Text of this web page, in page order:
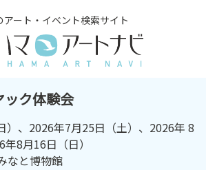
アート・イベント検索サイト
ック体験会
）、2026年7月25日（土）、2026年 8
8月16日（日）
なと博物館